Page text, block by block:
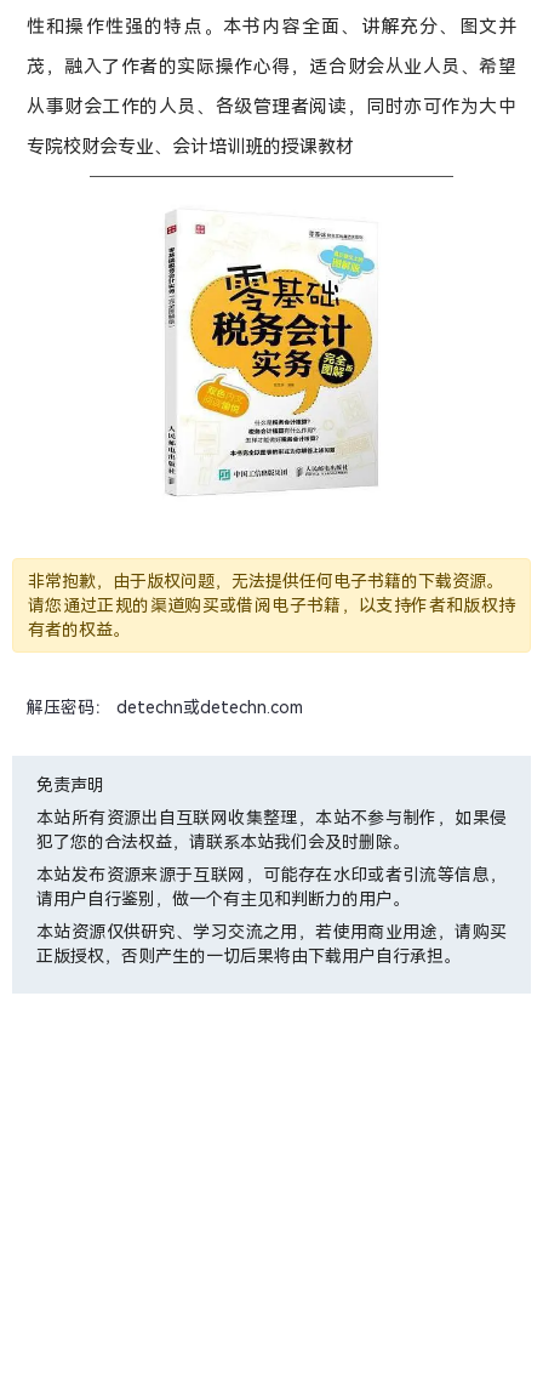
性和操作性强的特点。本书内容全面、讲解充分、图文并
茂，融入了作者的实际操作心得，适合财会从业人员、希望
从事财会工作的人员、各级管理者阅读，同时亦可作为大中
专院校财会专业、会计培训班的授课教材
非常抱歉，由于版权问题，无法提供任何电子书籍的下载资源。
请您通过正规的渠道购买或借阅电子书籍，以支持作者和版权持
有者的权益。
解压密码： detechn或detechn.com
免责声明
本站所有资源出自互联网收集整理，本站不参与制作，如果侵
犯了您的合法权益，请联系本站我们会及时删除。
本站发布资源来源于互联网，可能存在水印或者引流等信息，
请用户自行鉴别，做一个有主见和判断力的用户。
本站资源仅供研究、学习交流之用，若使用商业用途，请购买
正版授权，否则产生的一切后果将由下载用户自行承担。